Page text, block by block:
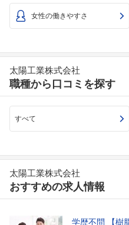
女性の働きやすさ
太陽工業株式会社
職種から口コミを探す
すべて
太陽工業株式会社
おすすめの求人情報
学歴不問 【樹